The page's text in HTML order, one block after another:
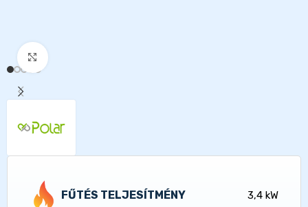
Kattints a nagyításhoz
FŰTÉS TELJESÍTMÉNY 3,4 kW